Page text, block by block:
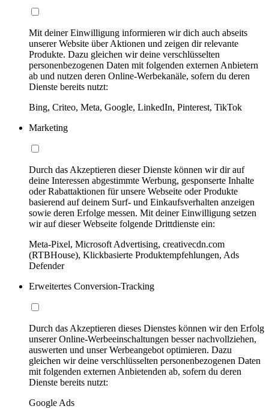
Mit deiner Einwilligung informieren wir dich auch abseits
unserer Website über Aktionen und zeigen dir relevante
Produkte. Dazu gleichen wir deine verschlüsselten
personenbezogenen Daten mit folgenden externen Anbietern
ab und nutzen deren Online-Werbekanäle, sofern du deren
Dienste bereits nutzt:
Bing, Criteo, Meta, Google, LinkedIn, Pinterest, TikTok
Marketing
Durch das Akzeptieren dieser Dienste können wir dir auf
deine Interessen abgestimmte Werbung, gesponserte Inhalte
oder Rabattaktionen für unsere Webseite oder Produkte
basierend auf deinem Surf- und Einkaufsverhalten anzeigen
sowie deren Erfolge messen. Mit deiner Einwilligung setzen
wir auf dieser Webseite folgende Drittdienste ein:
Meta-Pixel, Microsoft Advertising, creativecdn.com
(RTBHouse), Klickbasierte Produktempfehlungen, Ads
Defender
Erweitertes Conversion-Tracking
Durch das Akzeptieren dieses Dienstes können wir den Erfolg
unserer Online-Werbeeinschaltungen besser nachvollziehen,
auswerten und unser Werbeangebot optimieren. Dazu
gleichen wir deine verschlüsselten personenbezogenen Daten
mit folgenden externen Anbietenden ab, sofern du deren
Dienste bereits nutzt:
Google Ads